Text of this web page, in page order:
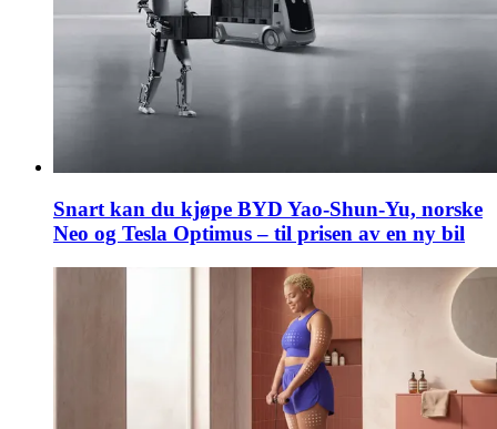
Snart kan du kjøpe BYD Yao-Shun-Yu, norske
Neo og Tesla Optimus – til prisen av en ny bil